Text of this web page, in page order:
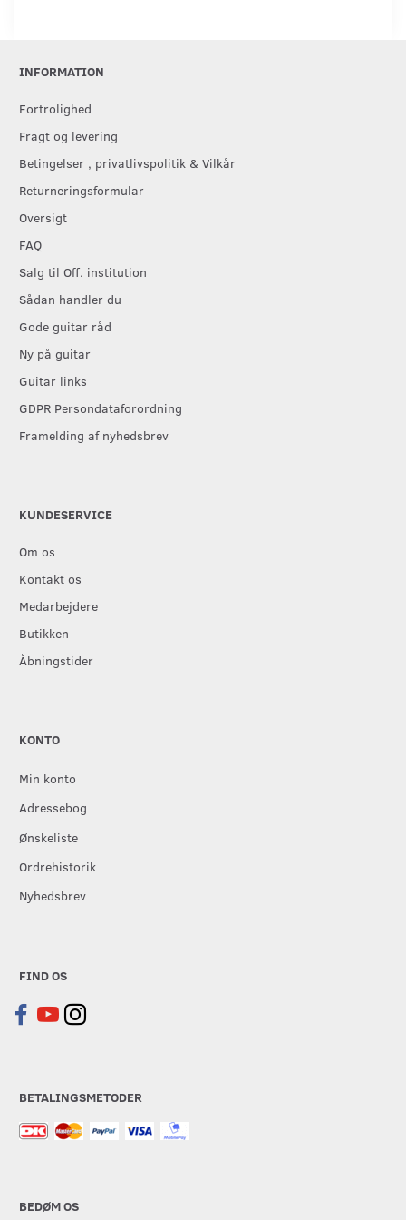
INFORMATION
Fortrolighed
Fragt og levering
Betingelser , privatlivspolitik & Vilkår
Returneringsformular
Oversigt
FAQ
Salg til Off. institution
Sådan handler du
Gode guitar råd
Ny på guitar
Guitar links
GDPR Persondataforordning
Framelding af nyhedsbrev
KUNDESERVICE
Om os
Kontakt os
Medarbejdere
Butikken
Åbningstider
KONTO
Min konto
Adressebog
Ønskeliste
Ordrehistorik
Nyhedsbrev
FIND OS
BETALINGSMETODER
BEDØM OS